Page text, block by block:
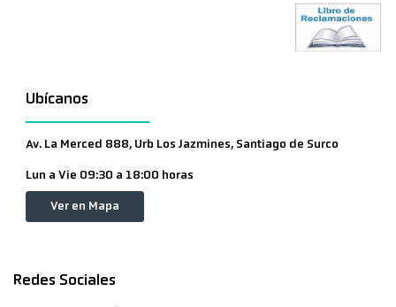
Ubícanos
Av. La Merced 888, Urb Los Jazmines, Santiago de Surco
Lun a Vie 09:30 a 18:00 horas
Ver en Mapa
Redes Sociales